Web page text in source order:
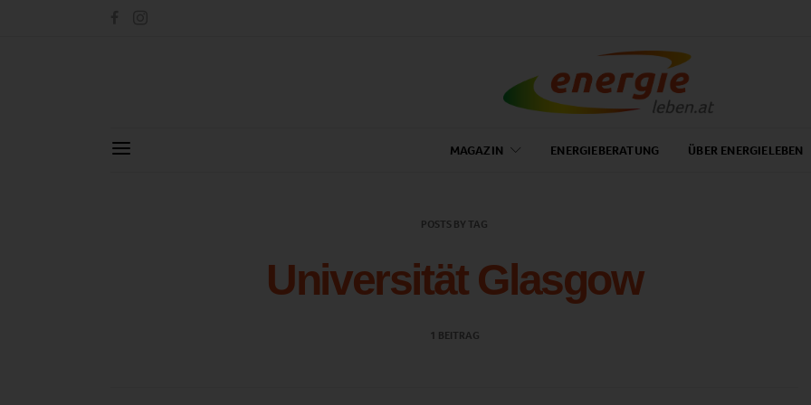
MAGAZIN ENERGIEBERATUNG ÜBER ENERGIELEBEN
POSTS BY TAG
Universität Glasgow
1 BEITRAG